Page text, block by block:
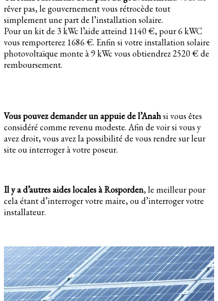
rêver pas, le gouvernement vous rétrocède tout
simplement une part de l’installation solaire.
Pour un kit de 3 kWc l’aide atteind 1140 €, pour 6 kWC
vous remporterez 1686 €. Enfin si votre installation solaire
photovoltaïque monte à 9 kWc vous obtiendrez 2520 € de
remboursement.
Vous pouvez demander un appuie de l’Anahsi vous êtes
considéré comme revenu modeste. Afin de voir si vous y
avez droit, vous avez la possibilité de vous rendre sur leur
site ou interroger à votre poseur.
Il y a d’autres aides locales à Rosporden, le meilleur pour
cela étant d’interroger votre maire, ou d’interroger votre
installateur.